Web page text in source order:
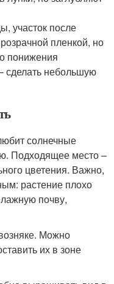
участок после
пленкой, но
понижения
сделать небольшую
солнечные
Подходящее место –
цветения. Важно,
растение плохо
почву,
Можно
их в зоне